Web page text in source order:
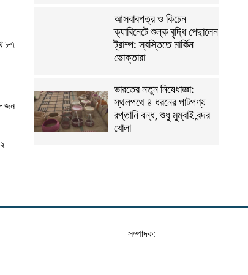
৮৭
জন
আসবাবপত্র ও কিচেন
ক্যাবিনেটে শুল্ক বৃদ্ধি পেছালেন
ট্রাম্প: স্বস্তিতে মার্কিন
ভোক্তারা
ভারতের নতুন নিষেধাজ্ঞা:
স্থলপথে ৪ ধরনের পাটপণ্য
রপ্তানি বন্ধ, শুধু মুম্বাই বন্দর
খোলা
সম্পাদক: